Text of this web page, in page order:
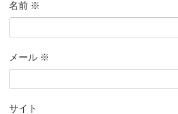
名前 ※
メール ※
サイト